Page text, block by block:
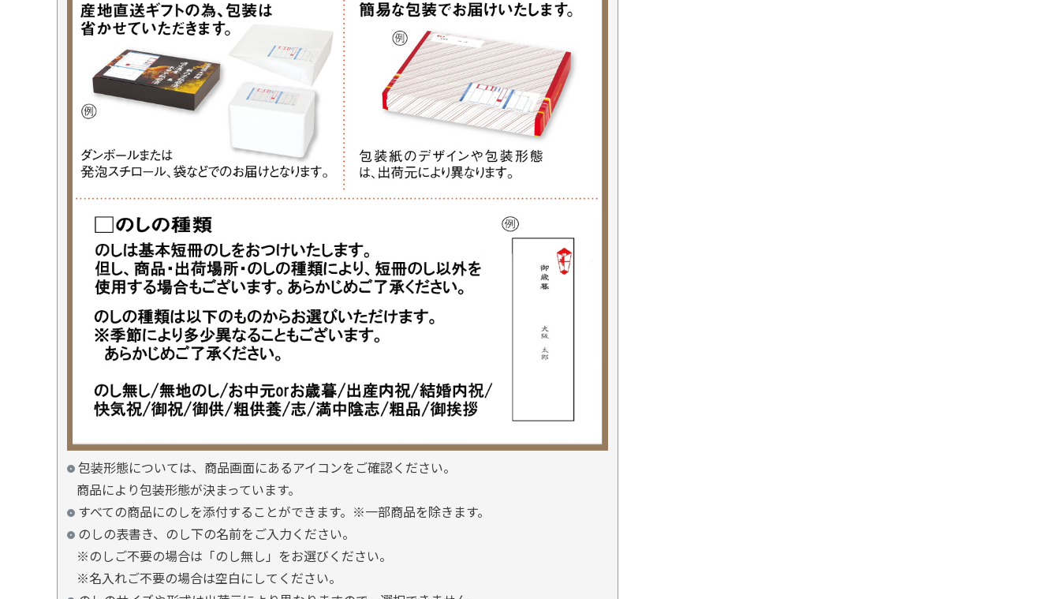
包装形態については、商品画面にあるアイコンをご確認ください。
商品により包装形態が決まっています。
すべての商品にのしを添付することができます。※一部商品を除きます。
のしの表書き、のし下の名前をご入力ください。
※のしご不要の場合は「のし無し」をお選びください。
※名入れご不要の場合は空白にしてください。